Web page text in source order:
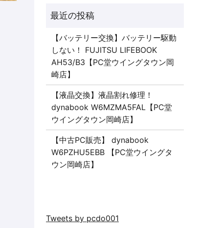
【バッテリー交換】バッテリー駆動
しない！ FUJITSU LIFEBOOK
AH53/B3【PC堂ウイングタウン岡
崎店】
【液晶交換】液晶割れ修理！
dynabook W6MZMA5FAL【PC堂
ウイングタウン岡崎店】
【中古PC販売】 dynabook
W6PZHU5EBB 【PC堂ウイングタ
ウン岡崎店】
Tweets by pcdo001